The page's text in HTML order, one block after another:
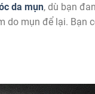
da mụn, dù bạn
do mụn để lại. Bạn